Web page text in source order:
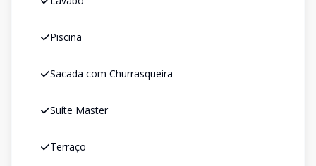
Piscina
Sacada com Churrasqueira
Suíte Master
Terraço